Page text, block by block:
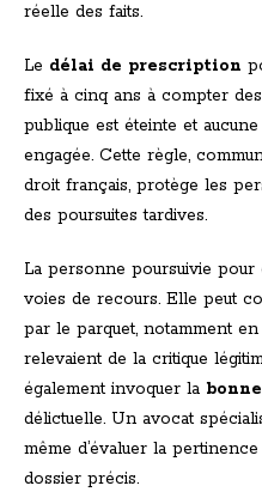
réelle des faits.
Le délai de prescription
fixé à cinq ans à compter des
publique est éteinte et
engagée. Cette règle,
droit français, protège les
des poursuites tardives.
La personne poursuivie pour
voies de recours. Elle peut
par le parquet, notamment
relevaient de la critique
également invoquer la
délictuelle. Un avocat
même d’évaluer la
dossier précis.